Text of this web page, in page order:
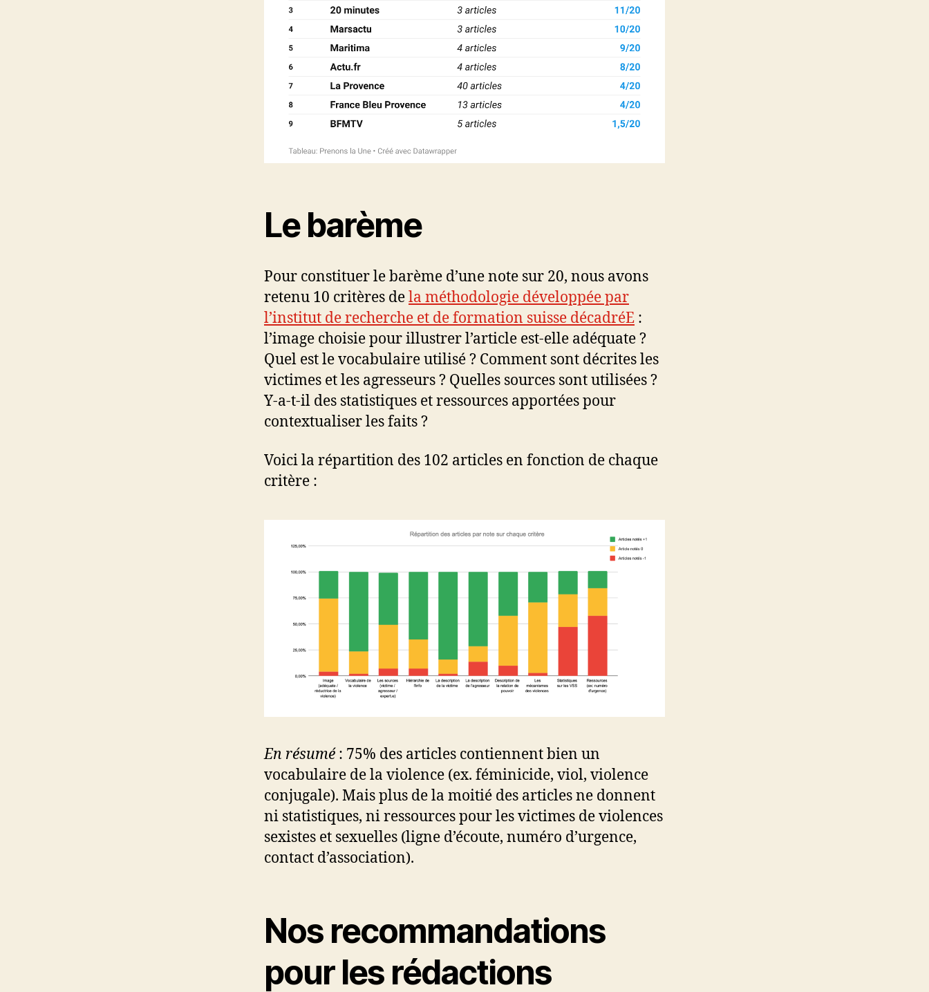
Le barème
Pour constituer le barème d’une note sur 20, nous avons
retenu 10 critères dela méthodologie développée par
l’institut de recherche et de formation suisse décadréE :
l’image choisie pour illustrer l’article est-elle adéquate ?
Quel est le vocabulaire utilisé ? Comment sont décrites les
victimes et les agresseurs ? Quelles sources sont utilisées ?
Y-a-t-il des statistiques et ressources apportées pour
contextualiser les faits ?
Voici la répartition des 102 articles en fonction de chaque
critère :
En résumé: 75% des articles contiennent bien un
vocabulaire de la violence (ex. féminicide, viol, violence
conjugale). Mais plus de la moitié des articles ne donnent
ni statistiques, ni ressources pour les victimes de violences
sexistes et sexuelles (ligne d’écoute, numéro d’urgence,
contact d’association).
Nos recommandations
pour les rédactions